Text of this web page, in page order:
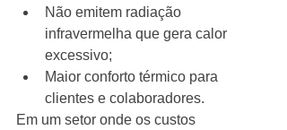
Não emitem radiação
infravermelha que gera calor
excessivo;
Maior conforto térmico para
clientes e colaboradores.
Em um setor onde os custos